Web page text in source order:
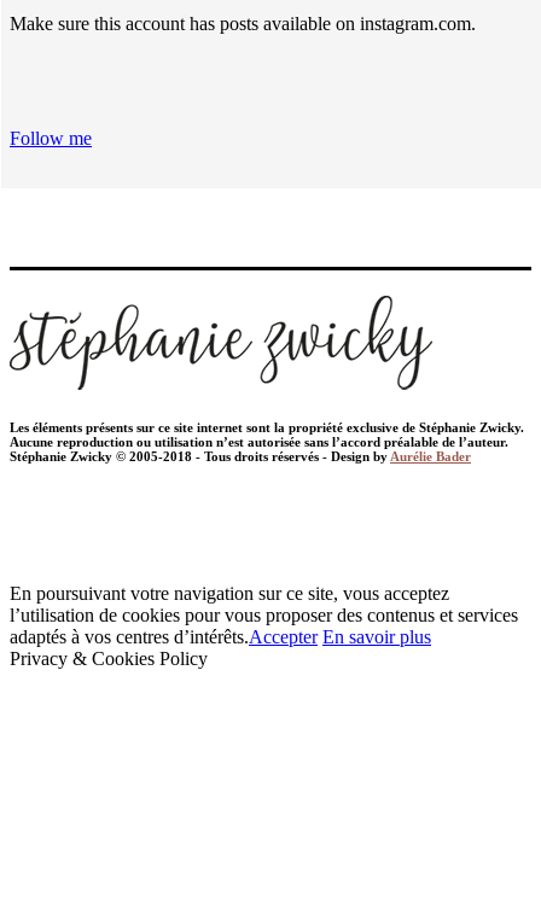
Make sure this account has posts available on instagram.com.
Follow me
Les éléments présents sur ce site internet sont la propriété exclusive de Stéphanie Zwicky.
Aucune reproduction ou utilisation n’est autorisée sans l’accord préalable de l’auteur.
Stéphanie Zwicky © 2005-2018 - Tous droits réservés - Design by Aurélie Bader
En poursuivant votre navigation sur ce site, vous acceptez
l’utilisation de cookies pour vous proposer des contenus et services
adaptés à vos centres d’intérêts.Accepter En savoir plus
Privacy & Cookies Policy